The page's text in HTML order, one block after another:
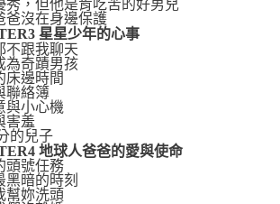
秀，但他是肯吃苦的好男兒
爸沒在身邊保護
星星少年的心事
不跟我聊天
為奇蹟男孩
床邊時間
聯絡簿
與小心機
害羞
的兒子
地球人爸爸的愛與使命
頭號任務
黑暗的時刻
幫妳洗頭